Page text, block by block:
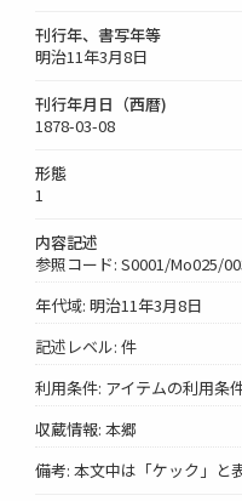
刊行年、書写年等
明治11年3月8日
刊行年月日（西暦)
1878-03-08
形態
1
内容記述
参照コード: S0001/Mo025/
年代域: 明治11年3月8日
記述レベル: 件
利用条件: アイテムの利用条
収蔵情報: 本郷
備考: 本文中は「ケック」と